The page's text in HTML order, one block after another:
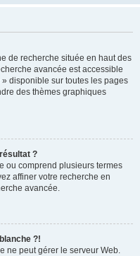
de recherche située en haut des
avancée est accessible
disponible sur toutes les pages
des thèmes graphiques
?
ou comprend plusieurs termes
affiner votre recherche en
avancée.
?!
ne peut gérer le serveur Web.